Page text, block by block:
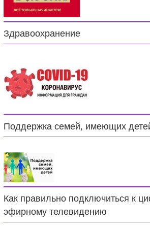
Здравоохранение
Поддержка семей, имеющих
Как правильно подключиться к
эфирному телевидению